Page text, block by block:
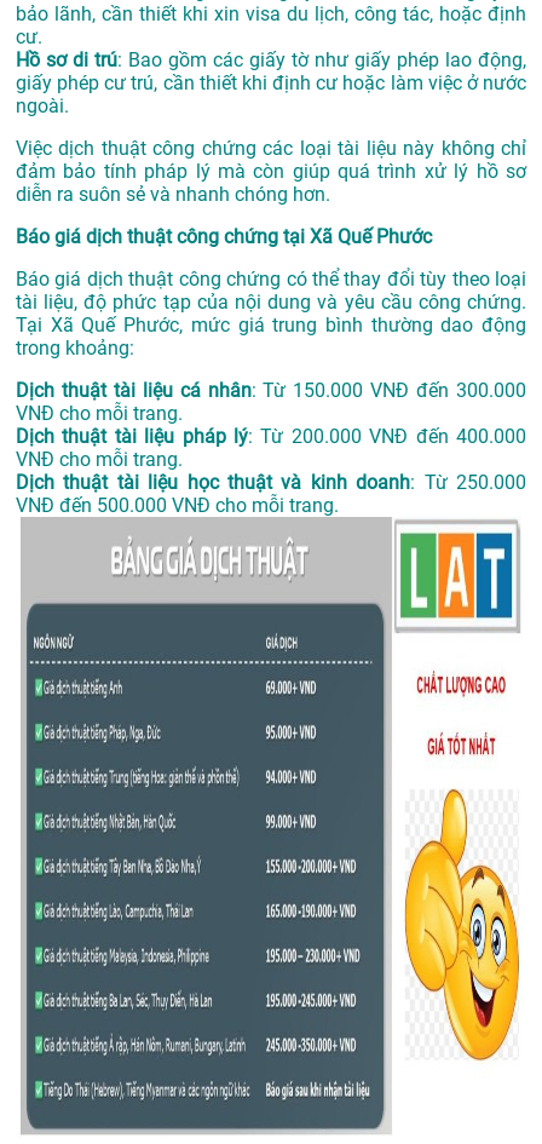
bảo lãnh, cần thiết khi xin visa du lịch, công tác, hoặc định
cư.
Hồ sơ di trú: Bao gồm các giấy tờ như giấy phép lao động,
giấy phép cư trú, cần thiết khi định cư hoặc làm việc ở nước
ngoài.
Việc dịch thuật công chứng các loại tài liệu này không chỉ
đảm bảo tính pháp lý mà còn giúp quá trình xử lý hồ sơ
diễn ra suôn sẻ và nhanh chóng hơn.
Báo giá dịch thuật công chứng tại Xã Quế Phước
Báo giá dịch thuật công chứng có thể thay đổi tùy theo loại
tài liệu, độ phức tạp của nội dung và yêu cầu công chứng.
Tại Xã Quế Phước, mức giá trung bình thường dao động
trong khoảng:
Dịch thuật tài liệu cá nhân: Từ 150.000 VNĐ đến 300.000
VNĐ cho mỗi trang.
Dịch thuật tài liệu pháp lý: Từ 200.000 VNĐ đến 400.000
VNĐ cho mỗi trang.
Dịch thuật tài liệu học thuật và kinh doanh: Từ 250.000
VNĐ đến 500.000 VNĐ cho mỗi trang.